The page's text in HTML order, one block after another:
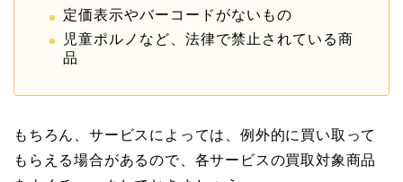
定価表示やバーコードがないもの
児童ポルノなど、法律で禁止されている商
品
もちろん、サービスによっては、例外的に買い取って
もらえる場合があるので、各サービスの買取対象商品